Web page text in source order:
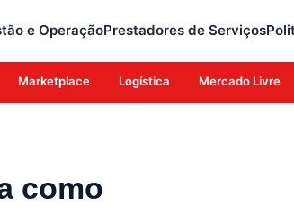
e OperaçãoPrestadores de Serviços
Marketplace Logística Mercado Livre
como